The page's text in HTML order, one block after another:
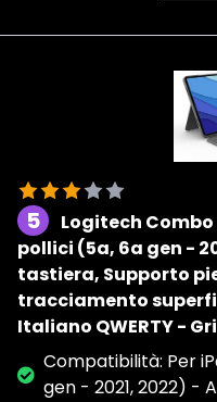
5
Logitech Combo
pollici (5a, 6a gen -
tastiera, Supporto
tracciamento
Italiano QWERTY -
Compatibilità: Per
gen - 2021, 2022) -